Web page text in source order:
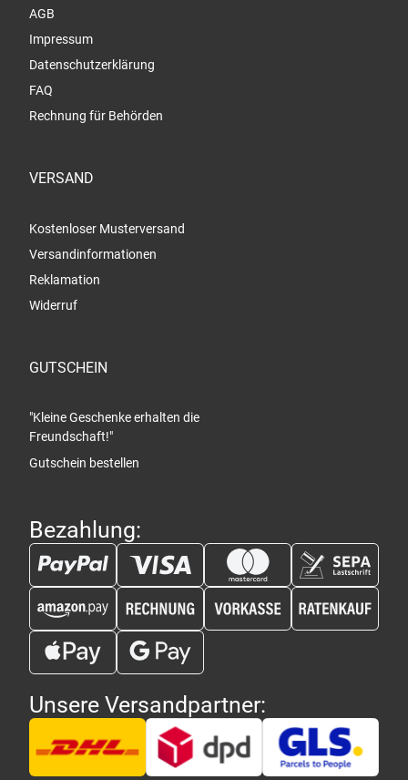
AGB
Impressum
Datenschutzerklärung
FAQ
Rechnung für Behörden
VERSAND
Kostenloser Musterversand
Versandinformationen
Reklamation
Widerruf
GUTSCHEIN
"Kleine Geschenke erhalten die
Freundschaft!"
Gutschein bestellen
Bezahlung:
Unsere Versandpartner: